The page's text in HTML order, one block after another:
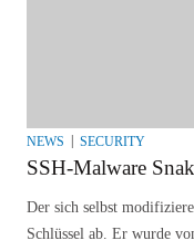
NEWS SECURITY
SSH-Malware
Der sich selbst
Schlüssel ab. Er wurde